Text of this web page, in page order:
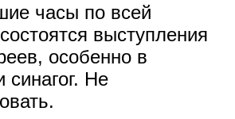
часы по всей
выступления
особенно в
синагог. Не